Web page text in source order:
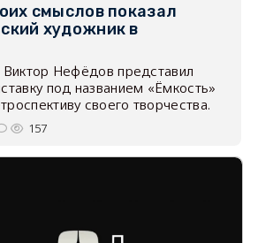
смыслов показал
художник в
Нефёдов представил
под названием «Ёмкость»
своего творчества.
157